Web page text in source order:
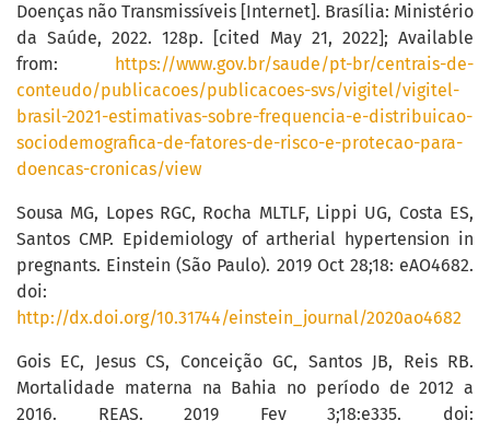
Doenças não Transmissíveis [Internet]. Brasília: Ministério
da Saúde, 2022. 128p. [cited May 21, 2022]; Available
from:
https://www.gov.br/saude/pt-br/centrais-de-
conteudo/publicacoes/publicacoes-svs/vigitel/vigitel-
brasil-2021-estimativas-sobre-frequencia-e-distribuicao-
sociodemografica-de-fatores-de-risco-e-protecao-para-
doencas-cronicas/view
Sousa MG, Lopes RGC, Rocha MLTLF, Lippi UG, Costa ES,
Santos CMP. Epidemiology of artherial hypertension in
pregnants. Einstein (São Paulo). 2019 Oct 28;18: eAO4682.
doi:
http://dx.doi.org/10.31744/einstein_journal/2020ao4682
Gois EC, Jesus CS, Conceição GC, Santos JB, Reis RB.
Mortalidade materna na Bahia no período de 2012 a
2016. REAS. 2019 Fev 3;18:e335. doi: